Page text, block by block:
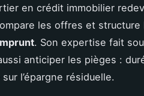
en crédit immobilier
les offres et structure
. Son expertise fait
anticiper les pièges :
l’épargne résiduelle.